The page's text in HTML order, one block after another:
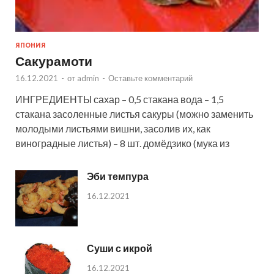
ЯПОНИЯ
Сакурамоти
16.12.2021 - от admin - Оставьте комментарий
ИНГРЕДИЕНТЫ сахар – 0,5 стакана вода – 1,5
стакана засоленные листья сакуры (можно заменить
молодыми листьями вишни, засолив их, как
виноградные листья) – 8 шт. домёдзико (мука из
Эби темпура
16.12.2021
Суши с икрой
16.12.2021